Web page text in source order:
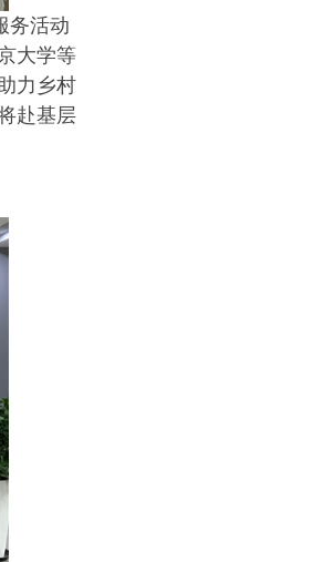
务活动
大学等
力乡村
赴基层